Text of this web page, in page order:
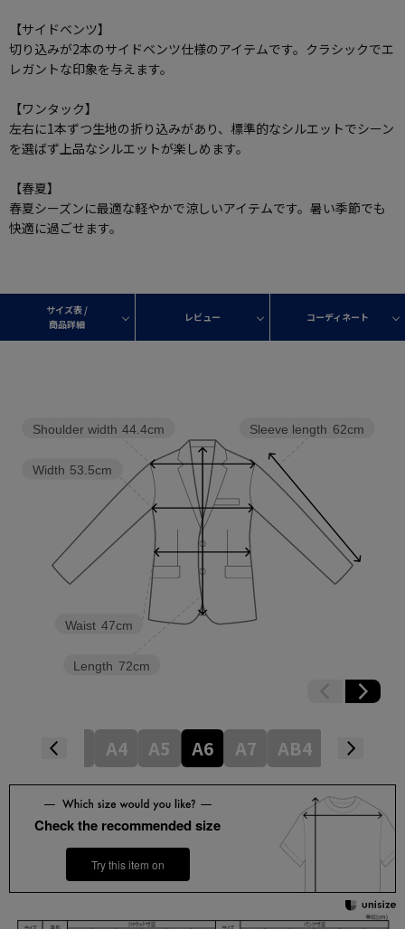
【サイドベンツ】
切り込みが2本のサイドベンツ仕様のアイテムです。クラシックでエ
レガントな印象を与えます。
【ワンタック】
左右に1本ずつ生地の折り込みがあり、標準的なシルエットでシーン
を選ばず上品なシルエットが楽しめます。
【春夏】
春夏シーズンに最適な軽やかで涼しいアイテムです。暑い季節でも
快適に過ごせます。
サイズ表 /
商品詳細
レビュー コーディネート
Sleeve length 62cm
Length 72cm
Waist 47cm
Width 53.5cm
Shoulder width 44.4cm
A4 A5 A6 A7 AB4 AB5
Check the recommended size
Try this item on